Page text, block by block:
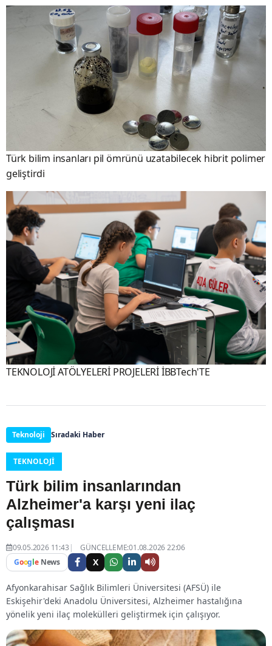
Türk bilim insanları pil ömrünü uzatabilecek hibrit polimer
geliştirdi
TEKNOLOJİ ATÖLYELERİ PROJELERİ İBBTech'TE
Teknoloji Sıradaki Haber
TEKNOLOJI
Türk bilim insanlarından
Alzheimer'a karşı yeni ilaç
çalışması
09.05.2026 11:43
GÜNCELLEME:01.08.2026 22:06
Google News X
Afyonkarahisar Sağlık Bilimleri Üniversitesi (AFSÜ) ile
Eskişehir'deki Anadolu Üniversitesi, Alzheimer hastalığına
yönelik yeni ilaç molekülleri geliştirmek için çalışıyor.